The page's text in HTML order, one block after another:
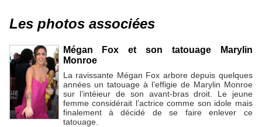
Les photos associées
Mégan Fox et son tatouage Marylin
Monroe
La ravissante Mégan Fox arbore depuis quelques
années un tatouage à l’effigie de Marylin Monroe
sur l’intéieur de son avant-bras droit. Le jeune
femme considérait l’actrice comme son idole mais
finalement à décidé de se faire enlever ce
tatouage.